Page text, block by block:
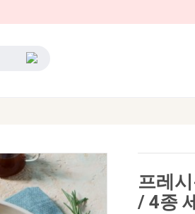
프레
/ 4종